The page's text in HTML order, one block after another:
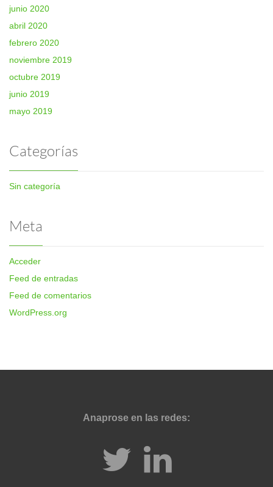
junio 2020
abril 2020
febrero 2020
noviembre 2019
octubre 2019
junio 2019
mayo 2019
Categorías
Sin categoría
Meta
Acceder
Feed de entradas
Feed de comentarios
WordPress.org
Anaprose en las redes: